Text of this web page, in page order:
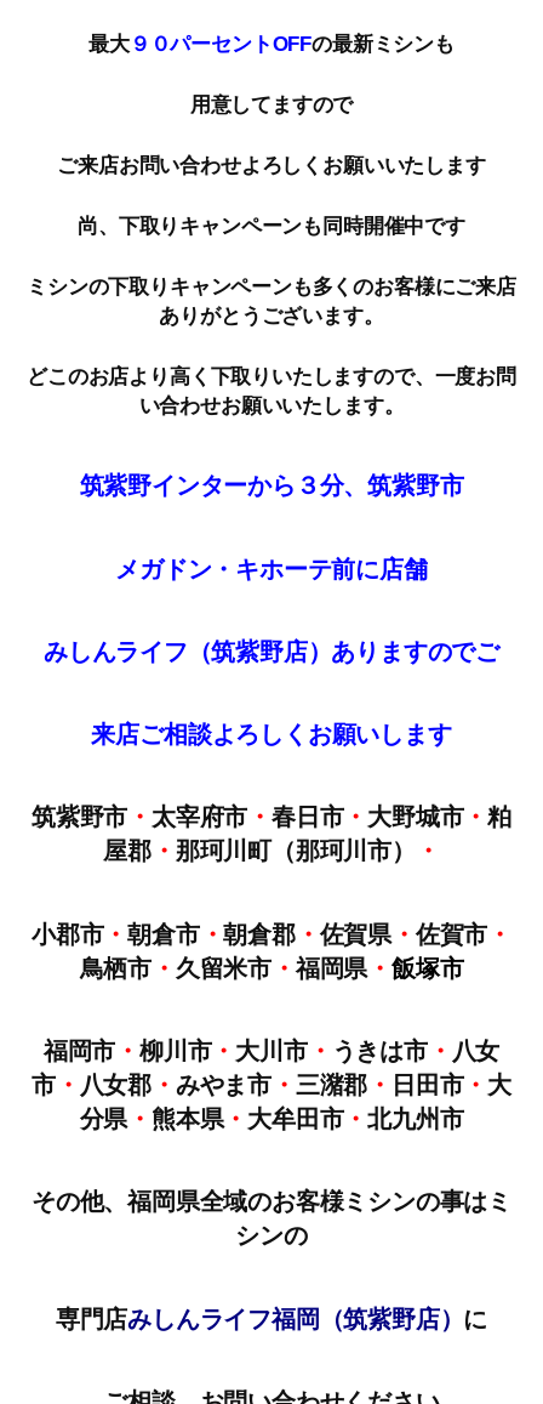
最大９０パーセントOFFの最新ミシンも
用意してますので
ご来店お問い合わせよろしくお願いいたします
尚、下取りキャンペーンも同時開催中です
ミシンの下取りキャンペーンも多くのお客様にご来店
ありがとうございます。
どこのお店より高く下取りいたしますので、一度お問
い合わせお願いいたします。
筑紫野インターから３分、筑紫野市
メガドン・キホーテ前に店舗
みしんライフ（筑紫野店）ありますのでご
来店ご相談よろしくお願いします
筑紫野市 ・ 太宰府市 ・ 春日市・ 大野城市・粕
屋郡 ・ 那珂川町（那珂川市） ・
小郡市・朝倉市・朝倉郡・佐賀県 ・佐賀市 ・
鳥栖市・ 久留米市・福岡県 ・飯塚市
福岡市 ・柳川市・ 大川市・ うきは市・ 八女
市・ 八女郡・ みやま市・ 三潴郡 ・ 日田市・ 大
分県 ・ 熊本県・ 大牟田市・北九州市
その他、福岡県全域のお客様ミシンの事はミ
シンの
専門店みしんライフ福岡（筑紫野店） に